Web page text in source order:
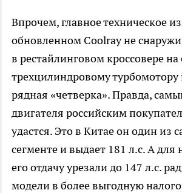
Впрочем, главное техническое
обновленном Coolray не
в рестайлинговом кроссовере на
трехцилиндровому
рядная «четверка». Правда,
двигателя российским
удастся. Это в Китае он один из
сегменте и выдает 181 л.с. А
его отдачу урезали до 147 л.с.
модели в более выгодную